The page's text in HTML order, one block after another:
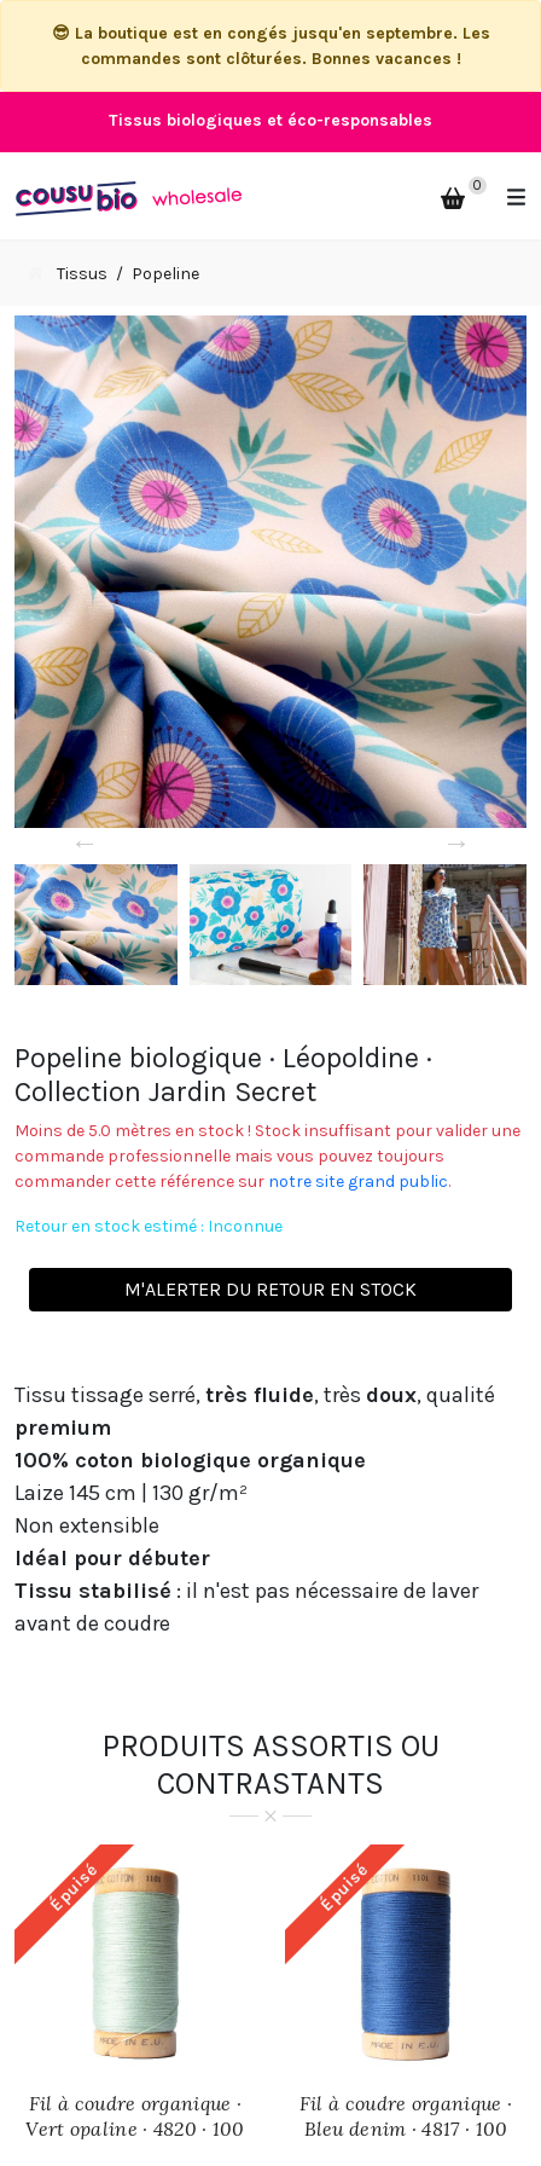
😎 La boutique est en congés jusqu'en septembre. Les
commandes sont clôturées. Bonnes vacances !
Tissus biologiques et éco-responsables
0
Tissus Popeline
← →
Popeline biologique · Léopoldine ·
Collection Jardin Secret
Moins de 5.0 mètres en stock ! Stock insuffisant pour valider une
commande professionnelle mais vous pouvez toujours
commander cette référence sur notre site grand public.
Retour en stock estimé : Inconnue
M'ALERTER DU RETOUR EN STOCK
Tissu tissage serré,très fluide, très doux, qualité
premium
100% coton biologique organique
Laize 145 cm | 130 gr/m²
Non extensible
Idéal pour débuter
Tissu stabilisé : il n'est pas nécessaire de laver
avant de coudre
PRODUITS ASSORTIS OU
CONTRASTANTS
Épuisé
Fil à coudre organique ·
Vert opaline · 4820 · 100
Épuisé
Fil à coudre organique ·
Bleu denim · 4817 · 100